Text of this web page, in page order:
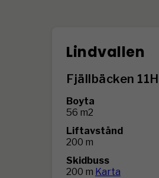
Lindvallen
Fjällbäcken 11H
Boyta
56 m2
Liftavstånd
200 m
Skidbuss
200 m Karta